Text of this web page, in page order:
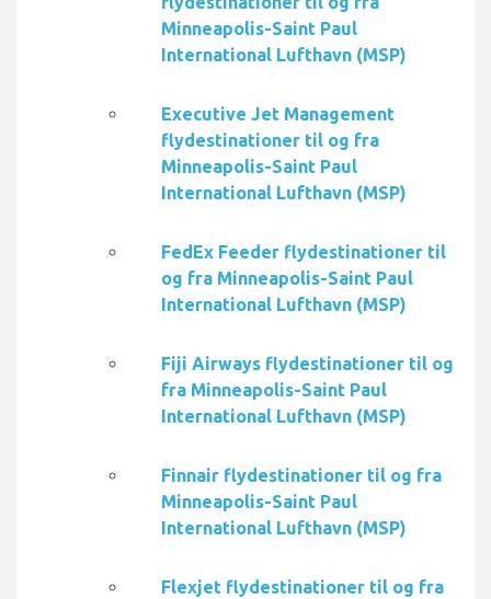
Minneapolis-Saint Paul
International Lufthavn (MSP)
Executive Jet Management
flydestinationer til og fra
Minneapolis-Saint Paul
International Lufthavn (MSP)
FedEx Feeder flydestinationer til
og fra Minneapolis-Saint Paul
International Lufthavn (MSP)
Fiji Airways flydestinationer til og
fra Minneapolis-Saint Paul
International Lufthavn (MSP)
Finnair flydestinationer til og fra
Minneapolis-Saint Paul
International Lufthavn (MSP)
Flexjet flydestinationer til og fra